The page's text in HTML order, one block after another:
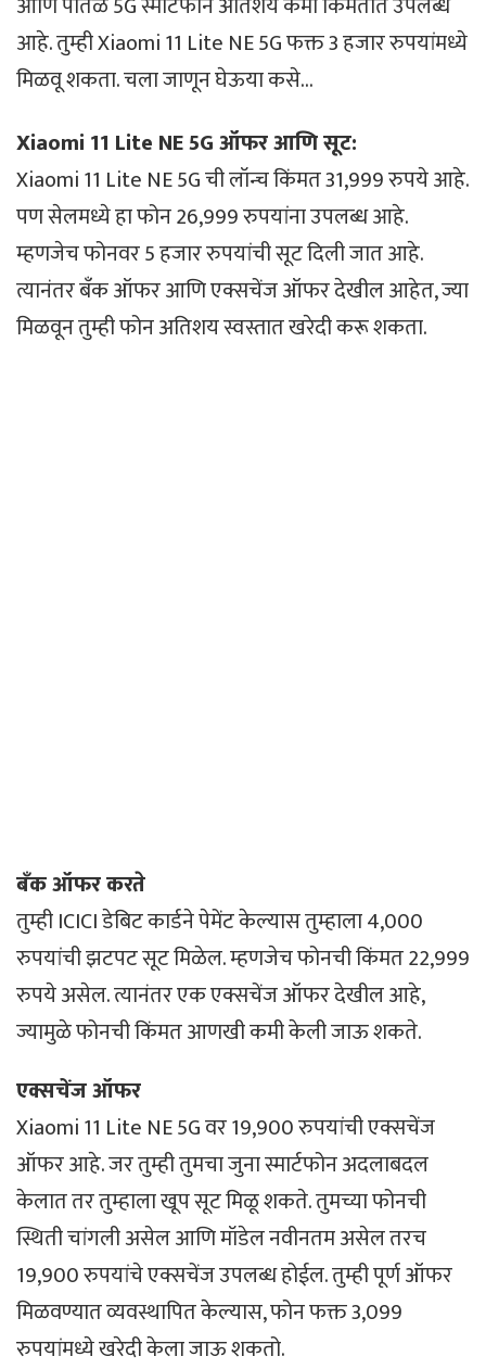
आहे. तुम्ही Xiaomi 11 Lite NE 5G फक्त 3 हजार रुपयांमध्ये
मिळवू शकता. चला जाणून घेऊया कसे…
Xiaomi 11 Lite NE 5G ऑफर आणि सूट:
Xiaomi 11 Lite NE 5G ची लॉन्च किंमत 31,999 रुपये आहे.
पण सेलमध्ये हा फोन 26,999 रुपयांना उपलब्ध आहे.
म्हणजेच फोनवर 5 हजार रुपयांची सूट दिली जात आहे.
त्यानंतर बँक ऑफर आणि एक्सचेंज ऑफर देखील आहेत, ज्या
मिळवून तुम्ही फोन अतिशय स्वस्तात खरेदी करू शकता.
बँक ऑफर करते
तुम्ही ICICI डेबिट कार्डने पेमेंट केल्यास तुम्हाला 4,000
रुपयांची झटपट सूट मिळेल. म्हणजेच फोनची किंमत 22,999
रुपये असेल. त्यानंतर एक एक्सचेंज ऑफर देखील आहे,
ज्यामुळे फोनची किंमत आणखी कमी केली जाऊ शकते.
एक्सचेंज ऑफर
Xiaomi 11 Lite NE 5G वर 19,900 रुपयांची एक्सचेंज
ऑफर आहे. जर तुम्ही तुमचा जुना स्मार्टफोन अदलाबदल
केलात तर तुम्हाला खूप सूट मिळू शकते. तुमच्या फोनची
स्थिती चांगली असेल आणि मॉडेल नवीनतम असेल तरच
19,900 रुपयांचे एक्सचेंज उपलब्ध होईल. तुम्ही पूर्ण ऑफर
मिळवण्यात व्यवस्थापित केल्यास, फोन फक्त 3,099
रुपयांमध्ये खरेदी केला जाऊ शकतो.